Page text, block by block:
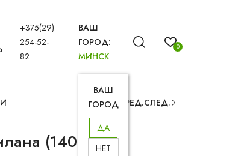
+375(29)
254-52-
82
ВАШ
ГОРОД:
МИНСК
ВАШ
ГОРОД
ДА
НЕТ
0
ПРЕД.СЛЕД.
(140*200)